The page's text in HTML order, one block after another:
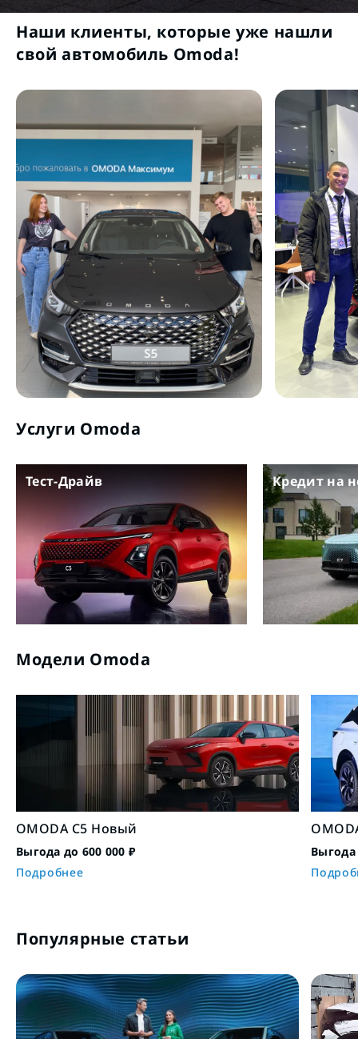
Наши клиенты, которые уже нашли
свой автомобиль Omoda!
Услуги Omoda
Тест-Драйв Кредит на
Модели Omoda
OMODA C5 Новый
Выгода до 600 000 ₽
Подробнее
Выгода
Популярные статьи